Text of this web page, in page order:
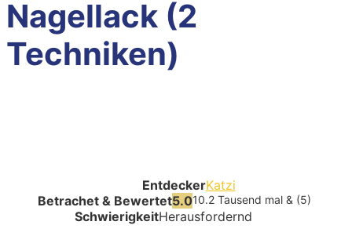
Nagellack (2
Techniken)
EntdeckerKatzi
Betrachet & Bewertet5.010.2 Tausend mal & (5)
SchwierigkeitHerausfordernd